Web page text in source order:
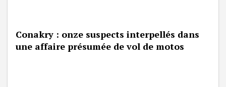
Conakry : onze suspects interpellés dans
une affaire présumée de vol de motos